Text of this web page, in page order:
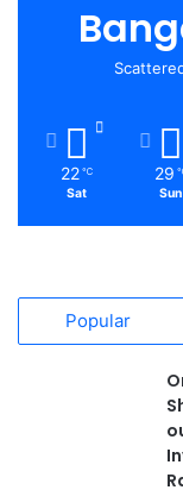
22 ℃
Sat
29
Sun
Popular